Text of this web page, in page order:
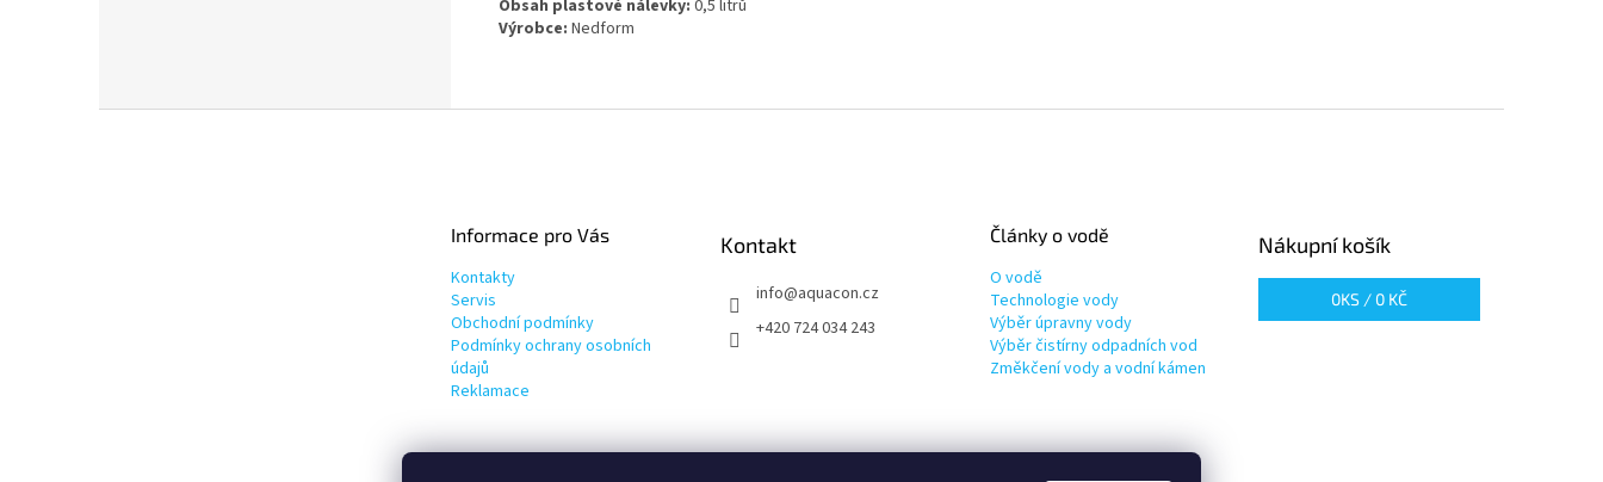
Obsah plastové nálevky: 0,5 litrů
Výrobce: Nedform
Informace pro Vás
Kontakty
Servis
Obchodní podmínky
Podmínky ochrany osobních
údajů
Reklamace
Kontakt
info@aquacon.cz
+420 724 034 243
Články o vodě
O vodě
Technologie vody
Výběr úpravny vody
Výběr čistírny odpadních vod
Změkčení vody a vodní kámen
Nákupní košík
0KS / 0 KČ